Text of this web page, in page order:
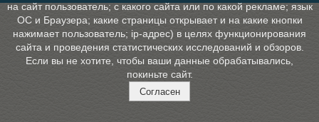
на сайт пользователь; с какого сайта или по какой рекламе; язык
ОС и Браузера; какие страницы открывает и на какие кнопки
нажимает пользователь; ip-адрес) в целях функционирования
сайта и проведения статистических исследований и обзоров.
Если вы не хотите, чтобы ваши данные обрабатывались,
покиньте сайт.
Согласен